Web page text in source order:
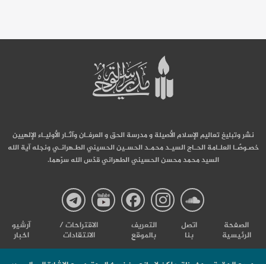
نشر وتبليغ تعاليم الإسلام الأصيلة و مدرسة الحق و العرفـان وآثـار الأوليـاء الإلهيين
خصـوصًـا العلـامة الحـاج السيـد محمـد الحسـين الحسيني الطـهرانـي ونجله آية الله
السيد محمد محسن الحسيني الطهراني قدّس الله سرّهما.
صفحة
صفحة
صفحة
صفحة
الصفحة
الرئيسية
اتصل
بنا
التعریف
بالموقع
الاقتراحات /
الانتقادات
آرشیو
اخبار